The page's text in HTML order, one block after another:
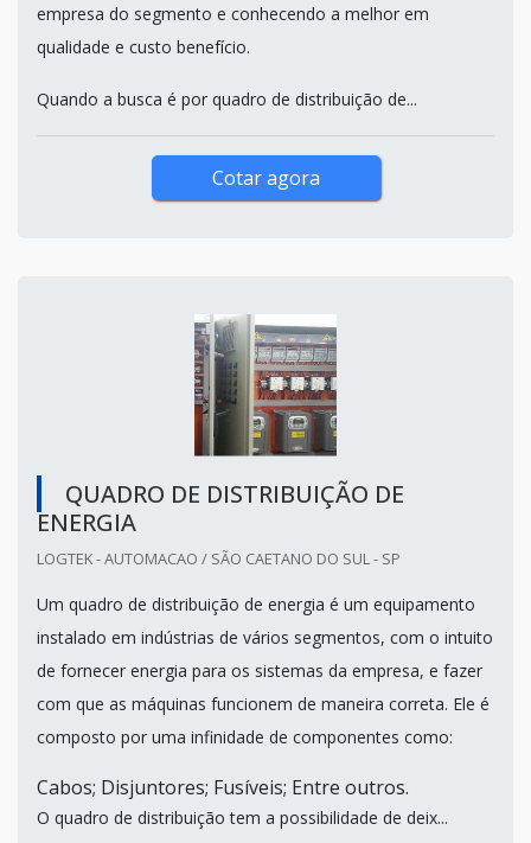
empresa do segmento e conhecendo a melhor em
qualidade e custo benefício.
Quando a busca é por quadro de distribuição de...
Cotar agora
QUADRO DE DISTRIBUIÇÃO DE
ENERGIA
LOGTEK - AUTOMACAO / SÃO CAETANO DO SUL - SP
Um quadro de distribuição de energia é um equipamento
instalado em indústrias de vários segmentos, com o intuito
de fornecer energia para os sistemas da empresa, e fazer
com que as máquinas funcionem de maneira correta. Ele é
composto por uma infinidade de componentes como:
Cabos; Disjuntores; Fusíveis; Entre outros.
O quadro de distribuição tem a possibilidade de deix...